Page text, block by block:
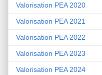
Valorisation PEA 2020
Valorisation PEA 2021
Valorisation PEA 2022
Valorisation PEA 2023
Valorisation PEA 2024